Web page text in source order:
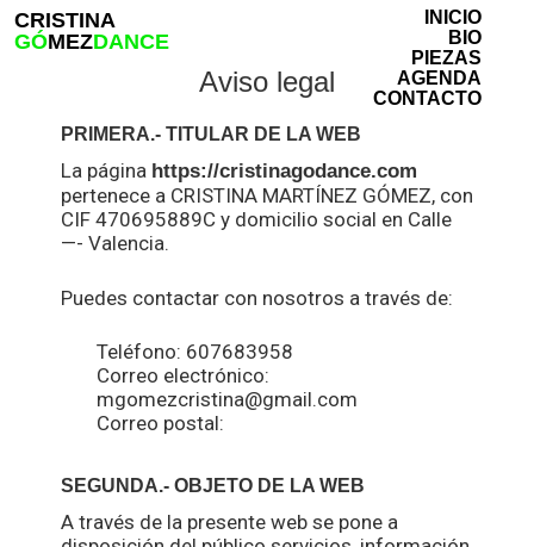
Skip
to
CRISTINA
GÓMEZDANCE
INICIO
BIO
PIEZAS
AGENDA
CONTACTO
Aviso legal
PRIMERA.- TITULAR DE LA WEB
La página https://cristinagodance.com
pertenece a CRISTINA MARTÍNEZ GÓMEZ, con
CIF 470695889C y domicilio social en Calle
—- Valencia.
Puedes contactar con nosotros a través de:
Teléfono: 607683958
Correo electrónico:
mgomezcristina@gmail.com
Correo postal:
SEGUNDA.- OBJETO DE LA WEB
A través de la presente web se pone a
Close
Menu